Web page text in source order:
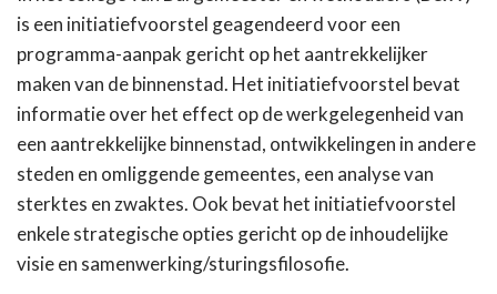
is een initiatiefvoorstel geagendeerd voor een
programma-aanpak gericht op het aantrekkelijker
maken van de binnenstad. Het initiatiefvoorstel bevat
informatie over het effect op de werkgelegenheid van
een aantrekkelijke binnenstad, ontwikkelingen in andere
steden en omliggende gemeentes, een analyse van
sterktes en zwaktes. Ook bevat het initiatiefvoorstel
enkele strategische opties gericht op de inhoudelijke
visie en samenwerking/sturingsfilosofie.